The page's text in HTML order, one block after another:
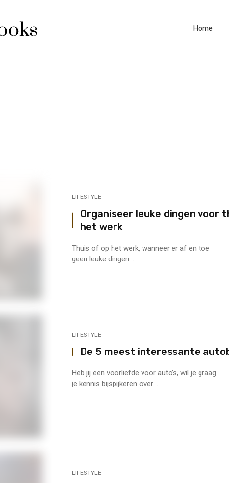
Home
LIFESTYLE
Organiseer leuke dingen voor
het werk
Thuis of op het werk, wanneer er af en toe
geen leuke dingen ...
LIFESTYLE
De 5 meest interessante
Heb jij een voorliefde voor auto’s, wil je graag
je kennis bijspijkeren over ...
LIFESTYLE
slaapkamer